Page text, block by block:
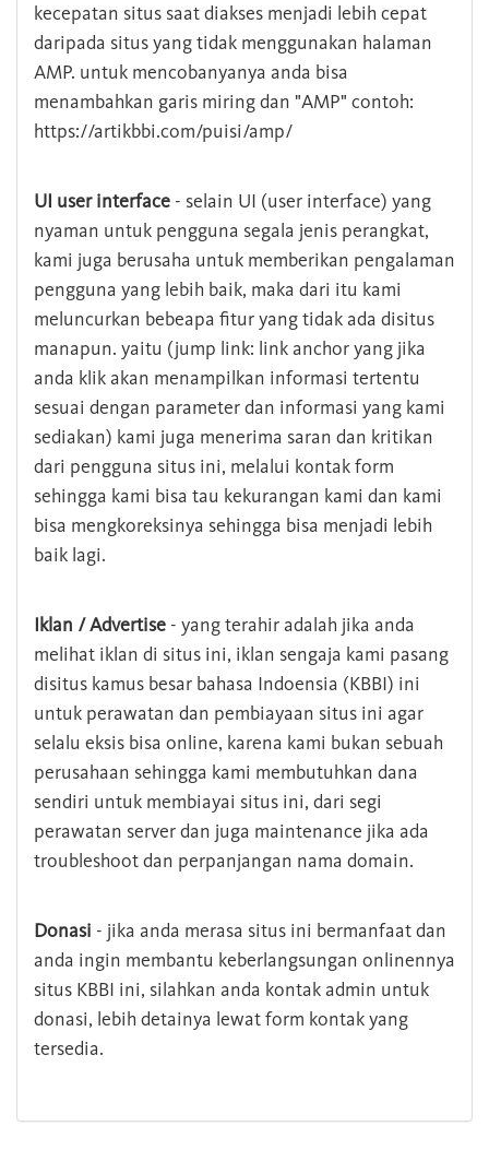
kecepatan situs saat diakses menjadi lebih cepat
daripada situs yang tidak menggunakan halaman
AMP. untuk mencobanyanya anda bisa
menambahkan garis miring dan "AMP" contoh:
https://artikbbi.com/puisi/amp/
UI user interface - selain UI (user interface) yang
nyaman untuk pengguna segala jenis perangkat,
kami juga berusaha untuk memberikan pengalaman
pengguna yang lebih baik, maka dari itu kami
meluncurkan bebeapa fitur yang tidak ada disitus
manapun. yaitu (jump link: link anchor yang jika
anda klik akan menampilkan informasi tertentu
sesuai dengan parameter dan informasi yang kami
sediakan) kami juga menerima saran dan kritikan
dari pengguna situs ini, melalui kontak form
sehingga kami bisa tau kekurangan kami dan kami
bisa mengkoreksinya sehingga bisa menjadi lebih
baik lagi.
Iklan / Advertise - yang terahir adalah jika anda
melihat iklan di situs ini, iklan sengaja kami pasang
disitus kamus besar bahasa Indoensia (KBBI) ini
untuk perawatan dan pembiayaan situs ini agar
selalu eksis bisa online, karena kami bukan sebuah
perusahaan sehingga kami membutuhkan dana
sendiri untuk membiayai situs ini, dari segi
perawatan server dan juga maintenance jika ada
troubleshoot dan perpanjangan nama domain.
Donasi - jika anda merasa situs ini bermanfaat dan
anda ingin membantu keberlangsungan onlinennya
situs KBBI ini, silahkan anda kontak admin untuk
donasi, lebih detainya lewat form kontak yang
tersedia.